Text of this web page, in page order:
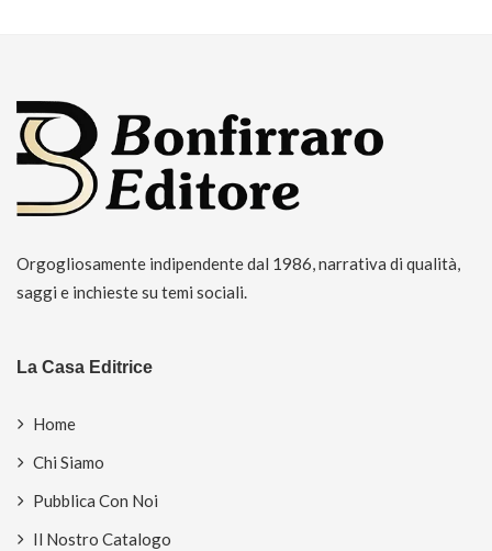
Orgogliosamente indipendente dal 1986, narrativa di qualità,
saggi e inchieste su temi sociali.
La Casa Editrice
Home
Chi Siamo
Pubblica Con Noi
Il Nostro Catalogo